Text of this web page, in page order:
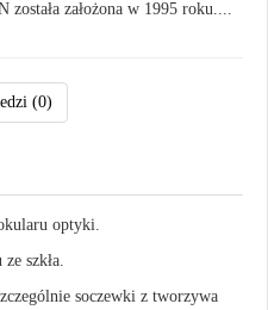
została założona w 1995 roku....
(0)
optyki.
szkła.
soczewki z tworzywa